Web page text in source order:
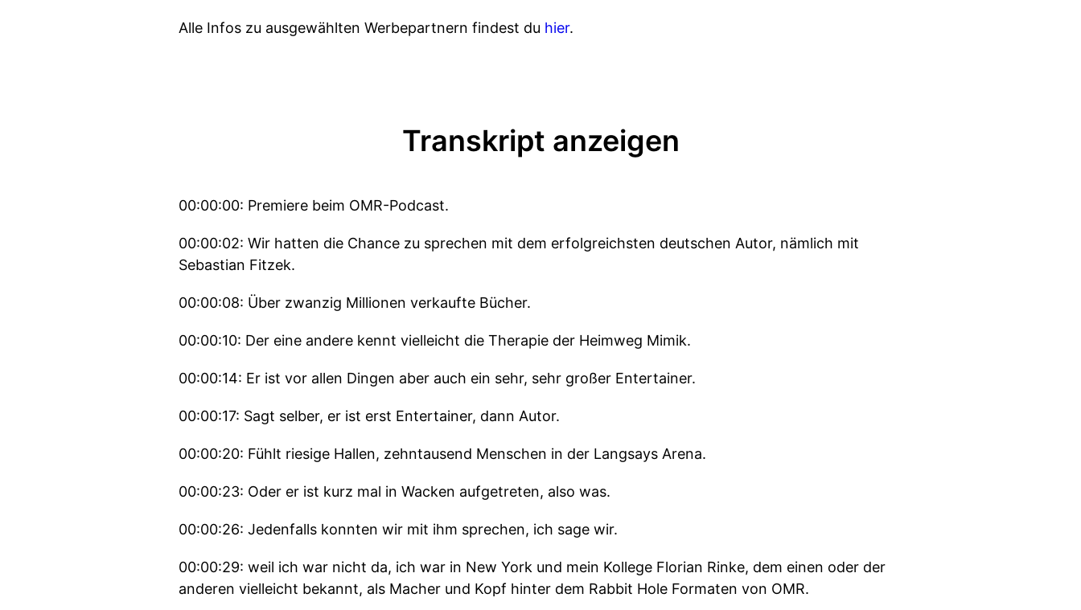
Alle Infos zu ausgewählten Werbepartnern findest du hier.
Transkript anzeigen
00:00:00: Premiere beim OMR-Podcast.
00:00:02: Wir hatten die Chance zu sprechen mit dem erfolgreichsten deutschen Autor, nämlich mit
Sebastian Fitzek.
00:00:08: Über zwanzig Millionen verkaufte Bücher.
00:00:10: Der eine andere kennt vielleicht die Therapie der Heimweg Mimik.
00:00:14: Er ist vor allen Dingen aber auch ein sehr, sehr großer Entertainer.
00:00:17: Sagt selber, er ist erst Entertainer, dann Autor.
00:00:20: Fühlt riesige Hallen, zehntausend Menschen in der Langsays Arena.
00:00:23: Oder er ist kurz mal in Wacken aufgetreten, also was.
00:00:26: Jedenfalls konnten wir mit ihm sprechen, ich sage wir.
00:00:29: weil ich war nicht da, ich war in New York und mein Kollege Florian Rinke, dem einen oder der
anderen vielleicht bekannt, als Macher und Kopf hinter dem Rabbit Hole Formaten von OMR.